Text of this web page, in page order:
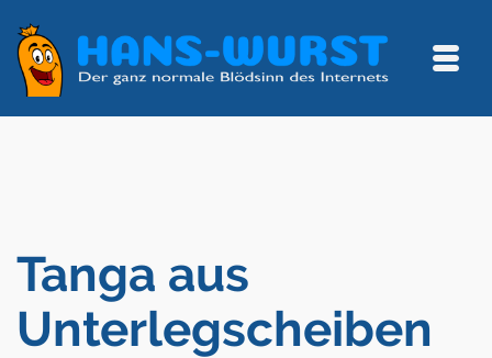
Tanga aus
Unterlegscheiben